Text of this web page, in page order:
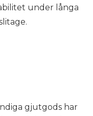
under långa
gjutgods har